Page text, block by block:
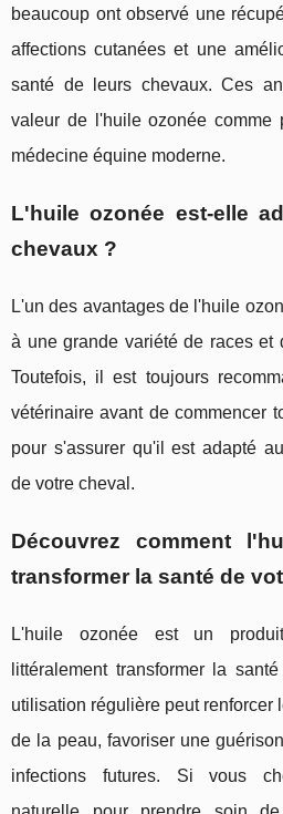
beaucoup ont observé une
affections cutanées et une
santé de leurs chevaux. Ces
valeur de l'huile ozonée comme
médecine équine moderne.
L'huile ozonée est-elle
chevaux ?
L'un des avantages de l'huile
à une grande variété de races et
Toutefois, il est toujours
vétérinaire avant de commencer
pour s'assurer qu'il est adapté
de votre cheval.
Découvrez comment
transformer la santé de
L'huile ozonée est un
littéralement transformer la
utilisation régulière peut renforcer
de la peau, favoriser une
infections futures. Si vous